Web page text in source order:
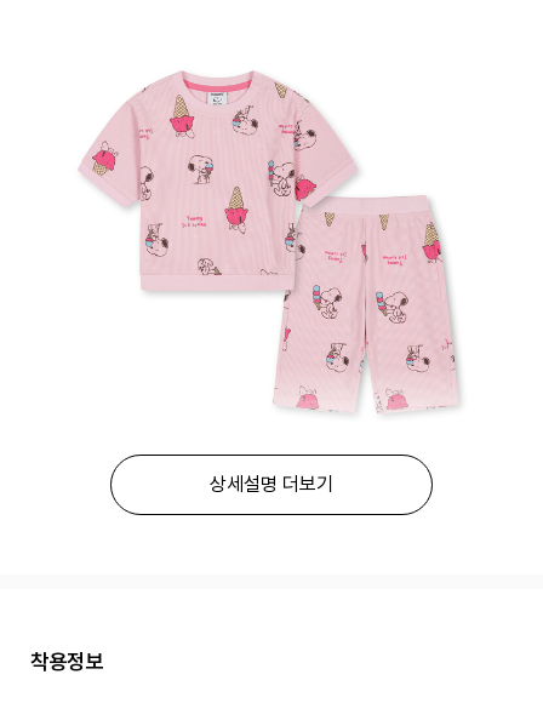
상세설명 더보기
착용정보